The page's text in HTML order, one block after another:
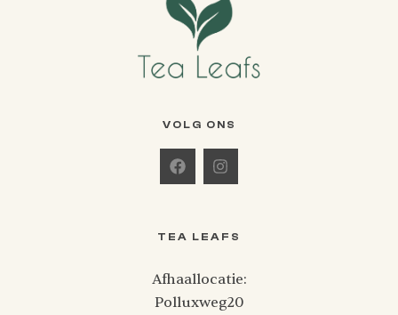
VOLG ONS
TEA LEAFS
Afhaallocatie:
Polluxweg20